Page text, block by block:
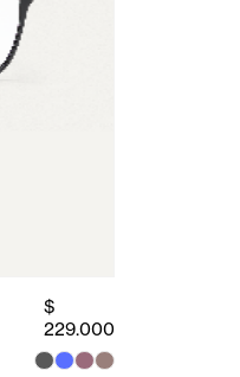
$
229.000